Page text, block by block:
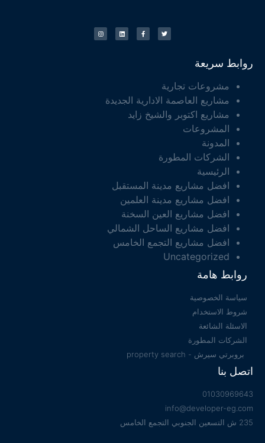
روابط سريعة
مشروعات تجارية
مشاريع العاصمة الادارية الجديدة
مشاريع اكتوبر والشيخ زايد
المشروعات
المدونة
الشركات المطورة
الرئيسية
افضل مشاريع مدينة المستقبل
افضل مشاريع مدينة العلمين
افضل مشاريع العين السخنة
افضل مشاريع الساحل الشمالي
افضل مشاريع التجمع الخامس
Uncategorized
روابط هامة
سياسة الخصوصية
شروط الاستخدام
الاسئلة الشائعة
الشركات المطورة
بروبرتي سيرش - property search
اتصل بنا
01030969643
info@developer-eg.com
235 ش التسعين الجنوبي التجمع الخامس